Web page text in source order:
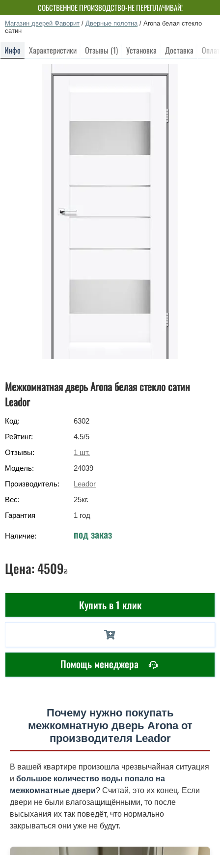
СОБСТВЕННОЕ ПРОИЗВОДСТВО-НЕ ПЕРЕПЛАЧИВАЙ!
Магазин дверей Фаворит / Дверные полотна / Arona белая стекло
сатин
Инфо Характеристики Отзывы (1) Установка Доставка
Межкомнатная дверь Arona белая стекло сатин
Leador
Код:
6302
Рейтинг:
4.5/5
Отзывы:
1 шт.
Модель:
24039
Производитель:
Leador
Вес:
25кг.
Гарантия
1 год
Наличие: под заказ
Цена:4509₴
Купить в 1 клик
Помощь менеджера
Почему нужно покупать
межкомнатную дверь Arona от
производителя Leador
В вашей квартире произошла чрезвычайная ситуация
и большое количество воды попало на
межкомнатные двери? Считай, это их конец. Если
двери не были влагозащищёнными, то после
высыхания их так поведёт, что нормально
закрываться они уже не будут.